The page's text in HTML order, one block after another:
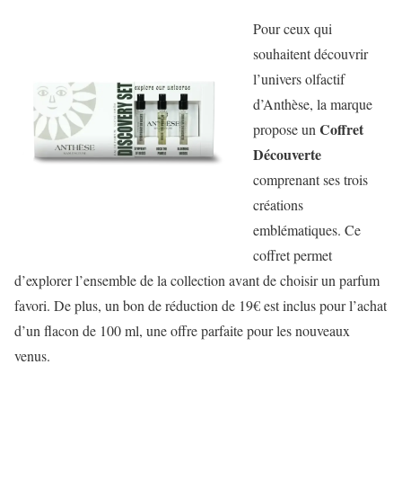
Pour ceux qui
souhaitent découvrir
l’univers olfactif
d’Anthèse, la marque
propose un Coffret
Découverte
comprenant ses trois
créations
emblématiques. Ce
coffret permet
d’explorer l’ensemble de la collection avant de choisir un parfum
favori. De plus, un bon de réduction de 19€ est inclus pour l’achat
d’un flacon de 100 ml, une offre parfaite pour les nouveaux
venus.